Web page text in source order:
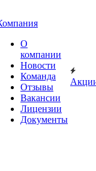
О
компании
Новости
Команда
Отзывы
Вакансии
Лицензии
Документы